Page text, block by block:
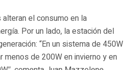
el consumo en la
Por un lado, la estación del
“En un sistema de 450W
menos de 200W en invierno y en